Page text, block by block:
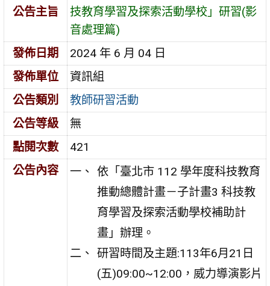
公告主旨
技教育學習及探索活動學校」研習(影
音處理篇)
發佈日期
2024 年 6 月 04 日
發佈單位
資訊組
公告類別
教師研習活動
公告等級
無
點閱次數
421
公告內容
依「臺北市 112 學年度科技教育
推動總體計畫－子計畫3 科技教
育學習及探索活動學校補助計
畫」辦理。
研習時間及主題:113年6月21日
(五)09:00~12:00，威力導演影片